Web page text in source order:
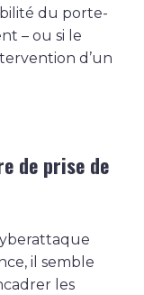
du porte-
– ou si le
d’un
de prise de
il semble
les